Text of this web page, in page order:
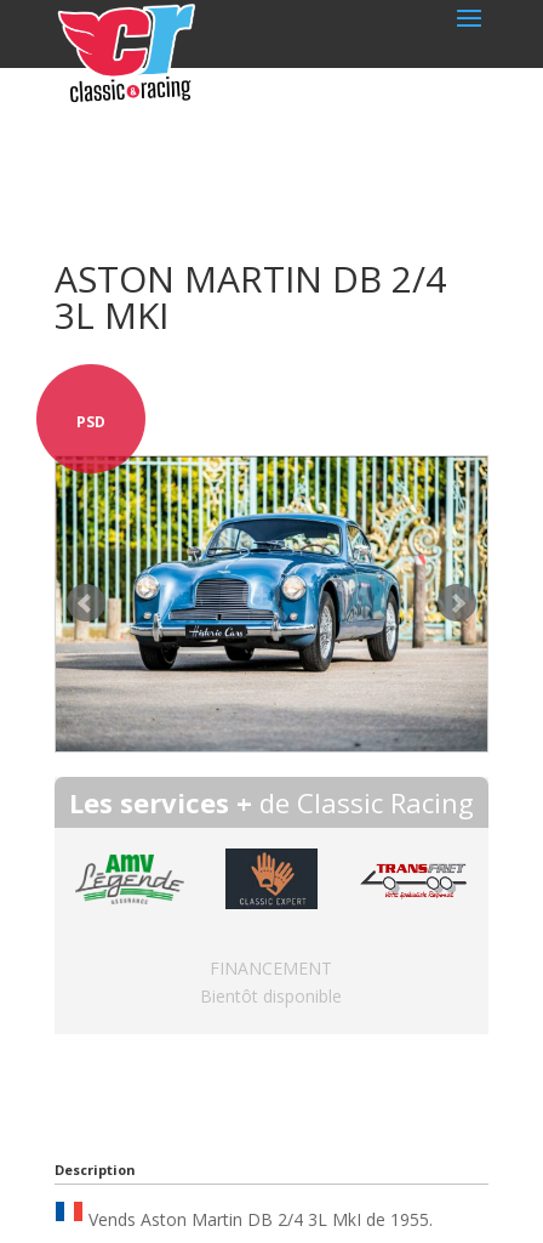
ASTON MARTIN DB 2/4
3L MKI
PSD
Les services + de Classic Racing
FINANCEMENT
Bientôt disponible
Description
Vends Aston Martin DB 2/4 3L MkI de 1955.